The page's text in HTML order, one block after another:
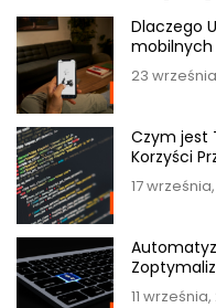
Dlaczego
mobilnych
23
Czym jest
Korzyści
17
11